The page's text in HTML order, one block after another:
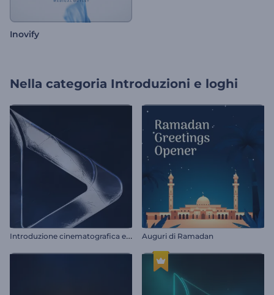
Inovify
Nella categoria Introduzioni e loghi
I
ntroduzione cinematografica e cupa Auguri di Ramadan